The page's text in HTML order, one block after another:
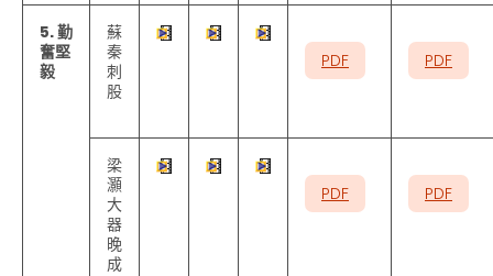
5. 勤
奮堅
毅
蘇
秦
刺
股
PDF PDF
梁
灝
大
器
晚
成
PDF PDF